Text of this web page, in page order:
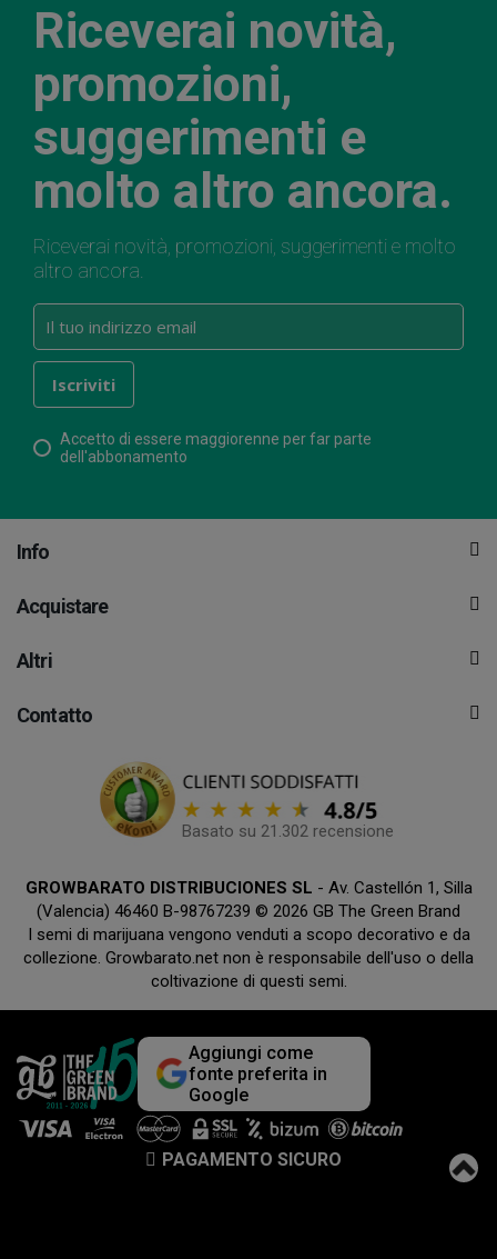
Riceverai novità,
promozioni,
suggerimenti e
molto altro ancora.
Riceverai novità, promozioni, suggerimenti e molto
altro ancora.
Accetto di essere maggiorenne per far parte
dell'abbonamento
Info
Acquistare
Altri
Contatto
Basato su 21.302 recensione
GROWBARATO DISTRIBUCIONES SL - Av. Castellón 1, Silla
(Valencia) 46460 B-98767239 © 2026 GB The Green Brand
I semi di marijuana vengono venduti a scopo decorativo e da
collezione. Growbarato.net non è responsabile dell'uso o della
coltivazione di questi semi.
Aggiungi come
fonte preferita in
Google
PAGAMENTO SICURO